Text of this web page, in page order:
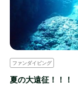
ファンダイビング
夏の大遠征！！！